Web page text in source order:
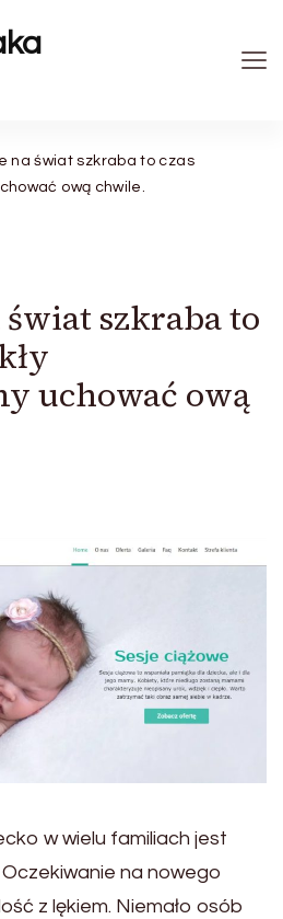
na świat szkraba to czas
ową chwile.
szkraba to
uchować ową
w wielu familiach jest
na nowego
z lękiem. Niemało osób